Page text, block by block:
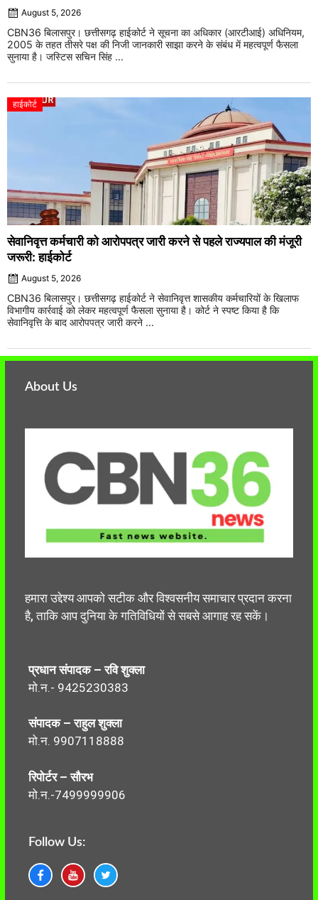
August 5, 2026
CBN36 बिलासपुर। छत्तीसगढ़ हाईकोर्ट ने सूचना का अधिकार (आरटीआई) अधिनियम,
2005 के तहत तीसरे पक्ष की निजी जानकारी साझा करने के संबंध में महत्वपूर्ण फैसला
सुनाया है। जस्टिस सचिन सिंह ...
हाईकोर्ट
सेवानिवृत्त कर्मचारी को आरोपपत्र जारी करने से पहले राज्यपाल की मंजूरी
जरूरी: हाईकोर्ट
August 5, 2026
CBN36 बिलासपुर। छत्तीसगढ़ हाईकोर्ट ने सेवानिवृत्त शासकीय कर्मचारियों के खिलाफ
विभागीय कार्रवाई को लेकर महत्वपूर्ण फैसला सुनाया है। कोर्ट ने स्पष्ट किया है कि
सेवानिवृत्ति के बाद आरोपपत्र जारी करने ...
About Us
हमारा उद्देश्य आपको सटीक और विश्वसनीय समाचार प्रदान करना
है, ताकि आप दुनिया के गतिविधियों से सबसे आगाह रह सकें।
प्रधान संपादक – रवि शुक्ला
मो.न.- 9425230383
संपादक – राहुल शुक्ला
मो.न. 9907118888
रिपोर्टर – सौरभ
मो.न.-7499999906
Follow Us: